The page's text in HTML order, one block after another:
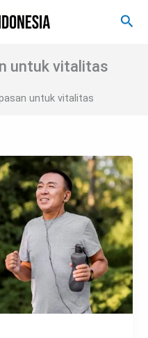
Cari
untuk vitalitas
untuk vitalitas